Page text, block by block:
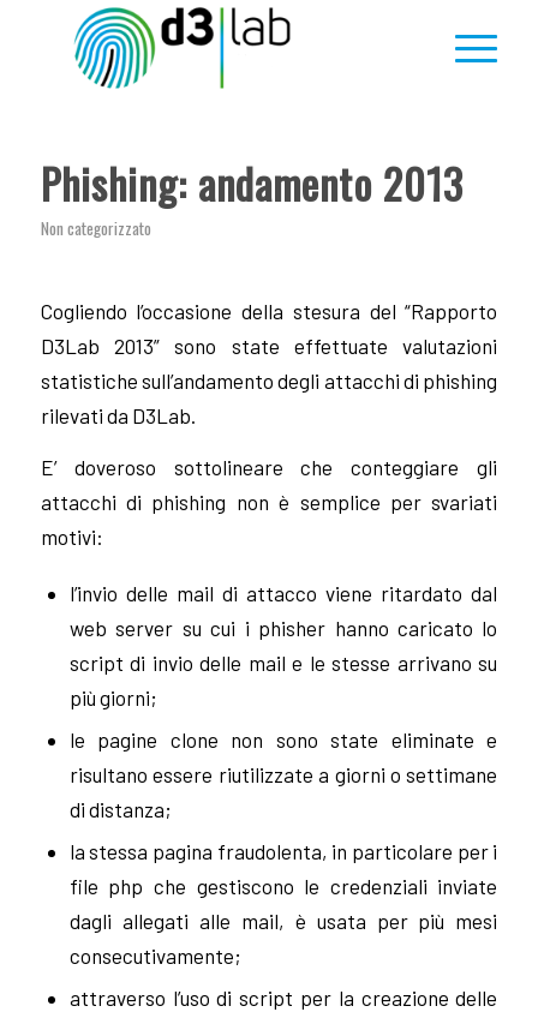
Phishing: andamento 2013
Non categorizzato
Cogliendo l’occasione della stesura del “Rapporto
D3Lab 2013” sono state effettuate valutazioni
statistiche sull’andamento degli attacchi di phishing
rilevati da D3Lab.
E’ doveroso sottolineare che conteggiare gli
attacchi di phishing non è semplice per svariati
motivi:
l’invio delle mail di attacco viene ritardato dal
web server su cui i phisher hanno caricato lo
script di invio delle mail e le stesse arrivano su
più giorni;
le pagine clone non sono state eliminate e
risultano essere riutilizzate a giorni o settimane
di distanza;
la stessa pagina fraudolenta, in particolare per i
file php che gestiscono le credenziali inviate
dagli allegati alle mail, è usata per più mesi
consecutivamente;
attraverso l’uso di script per la creazione delle